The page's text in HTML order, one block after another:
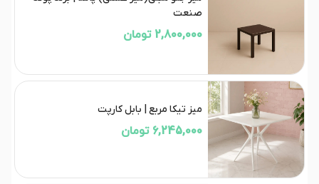
صنعت
2,800,000 تومان
میز تیکا مربع | بابل کارپت
6,245,000 تومان